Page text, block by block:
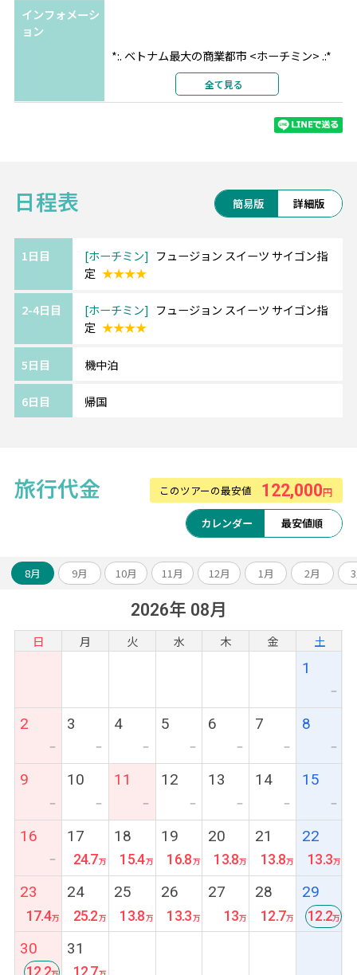
インフォメーシ
ョン
*:. ベトナム最大の商業都市 <ホーチミン> .:*
アジアの街並みにコロニアル様式が溶け込む
独特の景観が楽しめるホーチミン。
おしゃれなカフェやお店が近年増えて来てい
・・━━ フュージョン スイーツ サイゴン
*木をテーマにデザインされたお部屋はお洒落
な造り＊
◆ベトナム航空利用◆
定！
全て見る
日程表 簡易版 詳細版
1日目 ホーチミン
フュージョン スイーツ サイゴン指
定 ★★★★
2-4日目 ホーチミン
フュージョン スイーツ サイゴン指
定 ★★★★
5日目 機中泊
6日目 帰国
旅行代金 このツアーの最安値 122,000円
カレンダー 最安値順
8月 9月 10月 11月 12月 1月 2月
2026年 08月
日 月 火 水 木 金 土
1
ー
2
ー
3
ー
4
ー
5
ー
6
ー
7
ー
8
ー
9
ー
10
ー
11
ー
12
ー
13
ー
14
ー
15
ー
16
ー
17
24.7
18
15.4
19
16.8
20
13.8
21
13.8
22
13.3
23
17.4
24
25.2
25
13.8
26
13.3
27
13
28
12.7
29
12.2
30 31